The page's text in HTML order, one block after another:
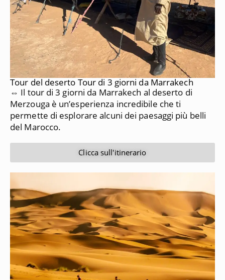
Tour del deserto Tour di 3 giorni da Marrakech
⇔ Il tour di 3 giorni da Marrakech al deserto di
Merzouga è un’esperienza incredibile che ti
permette di esplorare alcuni dei paesaggi più belli
del Marocco.
Clicca sull'itinerario